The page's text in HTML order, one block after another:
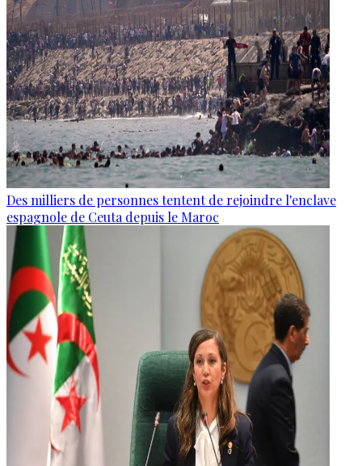
Des milliers de personnes tentent de rejoindre l'enclave
espagnole de Ceuta depuis le Maroc